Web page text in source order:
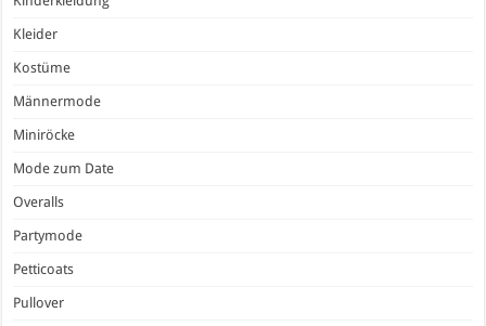
Kleider
Kostüme
Männermode
Miniröcke
Mode zum Date
Overalls
Partymode
Petticoats
Pullover